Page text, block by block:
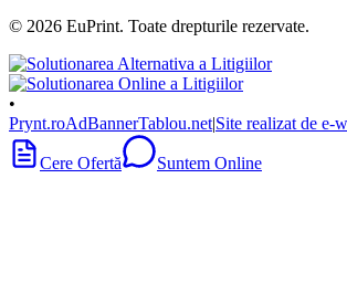
© 2026 EuPrint. Toate drepturile rezervate.
•
Prynt.roAdBannerTablou.net|Site realizat de e-
Cere Ofertă Suntem Online